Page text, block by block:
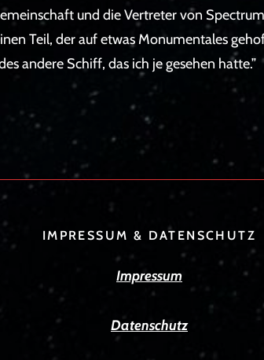
und die Vertreter von
Teil, der auf etwas Monumentales
andere Schiff, das ich je gesehen hatte.”
IMPRESSUM & DATENSCHUTZ
Impressum
Datenschutz